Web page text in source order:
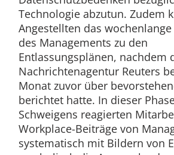
Technologie abzutun. Zudem
Angestellten das wochenlange
des Managements zu den
Entlassungsplänen, nachdem
Nachrichtenagentur Reuters
Monat zuvor über
berichtet hatte. In dieser
Schweigens reagierten
Workplace-Beiträge von
systematisch mit Bildern von